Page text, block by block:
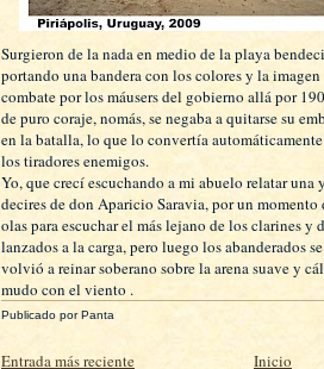
Surgieron de la nada en medio de la playa
portando una bandera con los colores y la
combate por los máusers del gobierno allá por
de puro coraje, nomás, se negaba a quitarse su
en la batalla, lo que lo convertía
los tiradores enemigos.
Yo, que crecí escuchando a mi abuelo relatar una
decires de don Aparicio Saravia, por un
olas para escuchar el más lejano de los clarines y
lanzados a la carga, pero luego los abanderados
volvió a reinar soberano sobre la arena suave y
mudo con el viento .
Publicado porPanta
Entrada más reciente Inicio